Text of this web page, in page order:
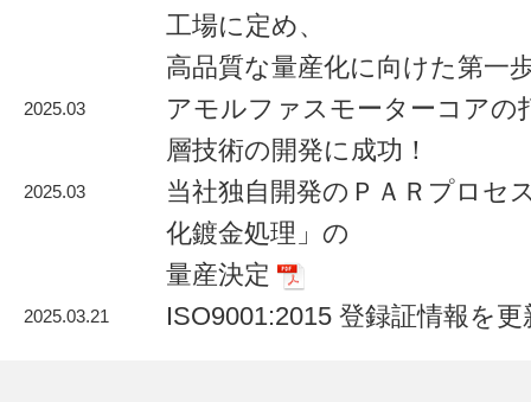
工場に定め、
高品質な量産化に向けた第⼀
2025.03
アモルファスモーターコアの
層技術の開発に成功！
2025.03
当社独自開発のＰＡＲプロセ
化鍍金処理」の
量産決定
2025.03.21 ISO9001:2015 登録証情報を